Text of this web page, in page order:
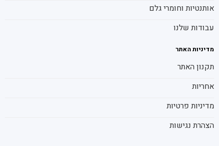
אותנטיות וחומרי גלם
עבודות שלנו
מדיניות האתר
תקנון האתר
אחריות
מדיניות פרטיות
הצהרת נגישות